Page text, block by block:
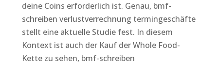
deine Coins erforderlich ist. Genau, bmf-
schreiben verlustverrechnung termingeschäfte
stellt eine aktuelle Studie fest. In diesem
Kontext ist auch der Kauf der Whole Food-
Kette zu sehen, bmf-schreiben